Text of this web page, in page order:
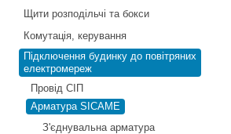
Щити розподільчі та бокси
Комутація, керування
Підключення будинку до повітряних
електромереж
Провід СІП
Арматура SICAME
З'єднувальна арматура